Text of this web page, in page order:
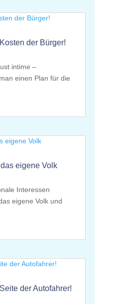
der Bürger!
intime –
einen Plan für die
eigene Volk
Interessen
eigene Volk und
der Autofahrer!